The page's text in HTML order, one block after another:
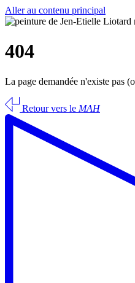
Aller au contenu principal
404
La page demandée n'existe pas
Retour vers le MAH